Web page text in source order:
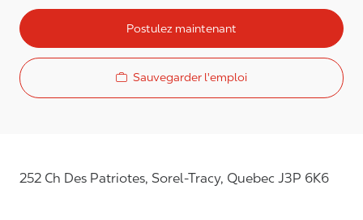
Postulez maintenant
Sauvegarder l'emploi
252 Ch Des Patriotes, Sorel-Tracy, Quebec J3P 6K6